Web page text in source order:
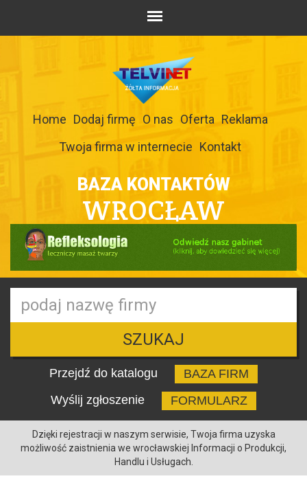
Home Dodaj firmę O nas Oferta Reklama
Twoja firma w internecie Kontakt
BAZA KONTAKTÓW
WROCŁAW
SZUKAJ
Przejdź do katalogu
BAZA FIRM
Wyślij zgłoszenie
FORMULARZ
Dzięki rejestracji w naszym serwisie, Twoja firma uzyska
możliwość zaistnienia we wrocławskiej Informacji o Produkcji,
Handlu i Usługach.